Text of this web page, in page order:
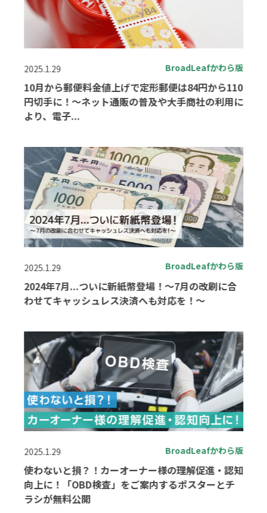
2025.1.29 BroadLeafかわら版
10月から郵便料金値上げで定形郵便は84円から110
円切手に！～ネット通販の普及や大手商社の利用に
より、電子...
2025.1.29 BroadLeafかわら版
2024年7月...ついに新紙幣登場！～7月の改刷に合
わせてキャッシュレス決済へも対応を！～
2025.1.29 BroadLeafかわら版
使わないと損？！カーオーナー様の理解促進・認知
向上に！「OBD検査」をご案内するポスターとチ
ラシが無料公開